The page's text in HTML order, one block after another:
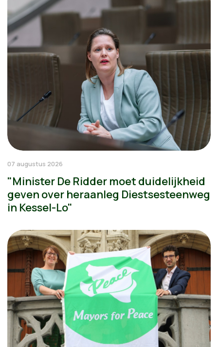
07 augustus 2026
"Minister De Ridder moet duidelijkheid
geven over heraanleg Diestsesteenweg
in Kessel-Lo"